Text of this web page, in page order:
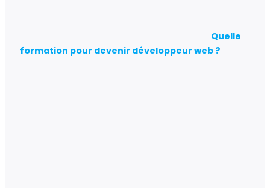
Quelle
formation pour devenir développeur web ?